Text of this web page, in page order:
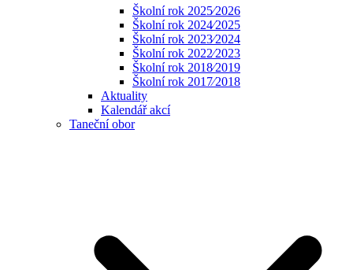
Školní rok 2025⁄2026
Školní rok 2024⁄2025
Školní rok 2023⁄2024
Školní rok 2022⁄2023
Školní rok 2018⁄2019
Školní rok 2017⁄2018
Aktuality
Kalendář akcí
Taneční obor